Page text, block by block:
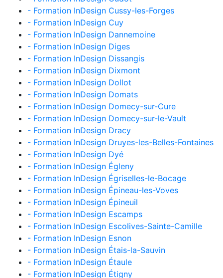
- Formation InDesign Cussy-les-Forges
- Formation InDesign Cuy
- Formation InDesign Dannemoine
- Formation InDesign Diges
- Formation InDesign Dissangis
- Formation InDesign Dixmont
- Formation InDesign Dollot
- Formation InDesign Domats
- Formation InDesign Domecy-sur-Cure
- Formation InDesign Domecy-sur-le-Vault
- Formation InDesign Dracy
- Formation InDesign Druyes-les-Belles-Fontaines
- Formation InDesign Dyé
- Formation InDesign Égleny
- Formation InDesign Égriselles-le-Bocage
- Formation InDesign Épineau-les-Voves
- Formation InDesign Épineuil
- Formation InDesign Escamps
- Formation InDesign Escolives-Sainte-Camille
- Formation InDesign Esnon
- Formation InDesign Étais-la-Sauvin
- Formation InDesign Étaule
- Formation InDesign Étigny